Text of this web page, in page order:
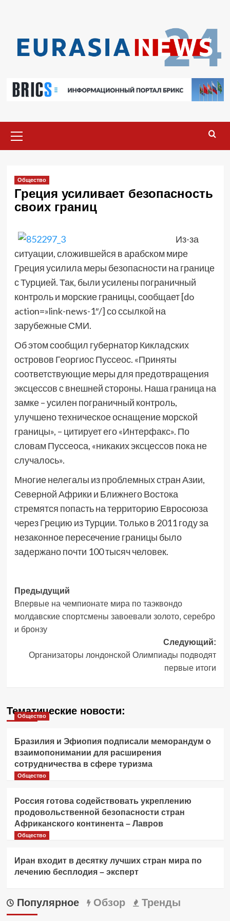
меню
Общество
Греция усиливает безопасность
своих границ
Из-за
ситуации, сложившейся в арабском мире
Греция усилила меры безопасности на границе
с Турцией. Так, были усилены пограничный
контроль и морские границы, сообщает [do
action=»link-news-1″/] со ссылкой на
зарубежные СМИ.
Об этом сообщил губернатор Кикладских
островов Георгиос Пуссеос. «Приняты
соответствующие меры для предотвращения
эксцессов с внешней стороны. Наша граница на
замке – усилен пограничный контроль,
улучшено техническое оснащение морской
границы», – цитирует его «Интерфакс». По
словам Пуссеоса, «никаких эксцессов пока не
случалось».
Многие нелегалы из проблемных стран Азии,
Северной Африки и Ближнего Востока
стремятся попасть на территорию Евросоюза
через Грецию из Турции. Только в 2011 году за
незаконное пересечение границы было
задержано почти 100 тысяч человек.
Навигация
записи
Предыдущий
Впервые на чемпионате мира по таэквондо
молдавские спортсмены завоевали золото, серебро
и бронзу
Следующий:
Организаторы лондонской Олимпиады подводят
первые итоги
Тематические новости:
Общество
Бразилия и Эфиопия подписали меморандум о
взаимопонимании для расширения
сотрудничества в сфере туризма
Общество
Россия готова содействовать укреплению
продовольственной безопасности стран
Африканского континента – Лавров
Общество
Иран входит в десятку лучших стран мира по
лечению бесплодия – эксперт
Популярное Обзор Тренды